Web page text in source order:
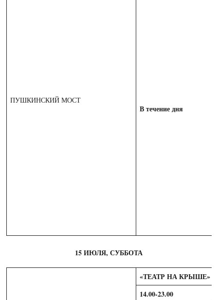
ПУШКИНСКИЙ МОСТ
В течение дня
15 ИЮЛЯ, СУББОТА
«ТЕАТР НА КРЫШЕ»
14.00-23.00